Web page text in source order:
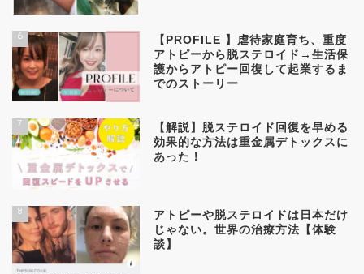
6
【PROFILE 】虐待家庭育ち、重度
アトピーから脱ステロイド→生活保
護からアトピー回復して起業するま
でのストーリー
7
【解説】脱ステロイド回復を早める
効果的な方法は重金属デトックスに
あった！
8
アトピーや脱ステロイドは日本だけ
じゃない。世界の治療方法【体験
談】